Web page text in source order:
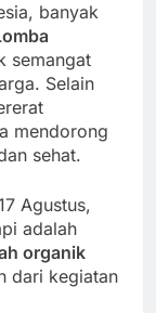
banyak
semangat
Selain
mendorong
sehat.
Agustus,
adalah
organik
dari kegiatan